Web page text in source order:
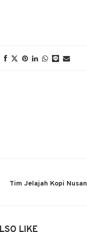
Tim Jelajah Kopi